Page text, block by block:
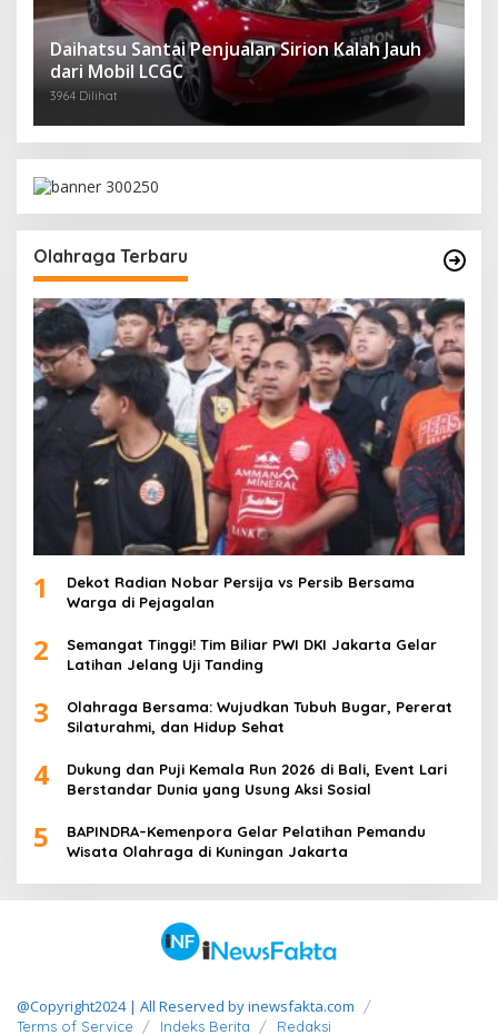
Daihatsu Santai Penjualan Sirion Kalah Jauh
dari Mobil LCGC
3964 Dilihat
Olahraga Terbaru
1
Dekot Radian Nobar Persija vs Persib Bersama
Warga di Pejagalan
2
Semangat Tinggi! Tim Biliar PWI DKI Jakarta Gelar
Latihan Jelang Uji Tanding
3
Olahraga Bersama: Wujudkan Tubuh Bugar, Pererat
Silaturahmi, dan Hidup Sehat
4
Dukung dan Puji Kemala Run 2026 di Bali, Event Lari
Berstandar Dunia yang Usung Aksi Sosial
5
BAPINDRA–Kemenpora Gelar Pelatihan Pemandu
Wisata Olahraga di Kuningan Jakarta
@Copyright2024 | All Reserved by inewsfakta.com
Terms of Service Indeks Berita Redaksi